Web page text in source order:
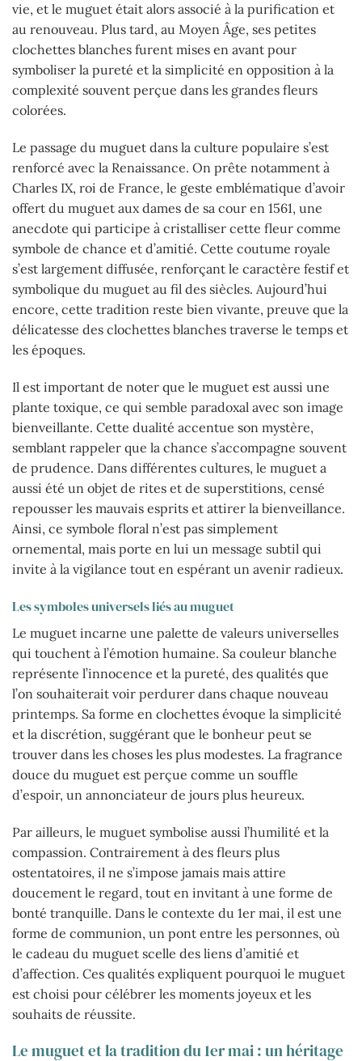
vie, et le muguet était alors associé à la purification et
au renouveau. Plus tard, au Moyen Âge, ses petites
clochettes blanches furent mises en avant pour
symboliser la pureté et la simplicité en opposition à la
complexité souvent perçue dans les grandes fleurs
colorées.
Le passage du muguet dans la culture populaire s’est
renforcé avec la Renaissance. On prête notamment à
Charles IX, roi de France, le geste emblématique d’avoir
offert du muguet aux dames de sa cour en 1561, une
anecdote qui participe à cristalliser cette fleur comme
symbole de chance et d’amitié. Cette coutume royale
s’est largement diffusée, renforçant le caractère festif et
symbolique du muguet au fil des siècles. Aujourd’hui
encore, cette tradition reste bien vivante, preuve que la
délicatesse des clochettes blanches traverse le temps et
les époques.
Il est important de noter que le muguet est aussi une
plante toxique, ce qui semble paradoxal avec son image
bienveillante. Cette dualité accentue son mystère,
semblant rappeler que la chance s’accompagne souvent
de prudence. Dans différentes cultures, le muguet a
aussi été un objet de rites et de superstitions, censé
repousser les mauvais esprits et attirer la bienveillance.
Ainsi, ce symbole floral n’est pas simplement
ornemental, mais porte en lui un message subtil qui
invite à la vigilance tout en espérant un avenir radieux.
Les symboles universels liés au muguet
Le muguet incarne une palette de valeurs universelles
qui touchent à l’émotion humaine. Sa couleur blanche
représente l’innocence et la pureté, des qualités que
l’on souhaiterait voir perdurer dans chaque nouveau
printemps. Sa forme en clochettes évoque la simplicité
et la discrétion, suggérant que le bonheur peut se
trouver dans les choses les plus modestes. La fragrance
douce du muguet est perçue comme un souffle
d’espoir, un annonciateur de jours plus heureux.
Par ailleurs, le muguet symbolise aussi l’humilité et la
compassion. Contrairement à des fleurs plus
ostentatoires, il ne s’impose jamais mais attire
doucement le regard, tout en invitant à une forme de
bonté tranquille. Dans le contexte du 1er mai, il est une
forme de communion, un pont entre les personnes, où
le cadeau du muguet scelle des liens d’amitié et
d’affection. Ces qualités expliquent pourquoi le muguet
est choisi pour célébrer les moments joyeux et les
souhaits de réussite.
Le muguet et la tradition du 1er mai : un héritage